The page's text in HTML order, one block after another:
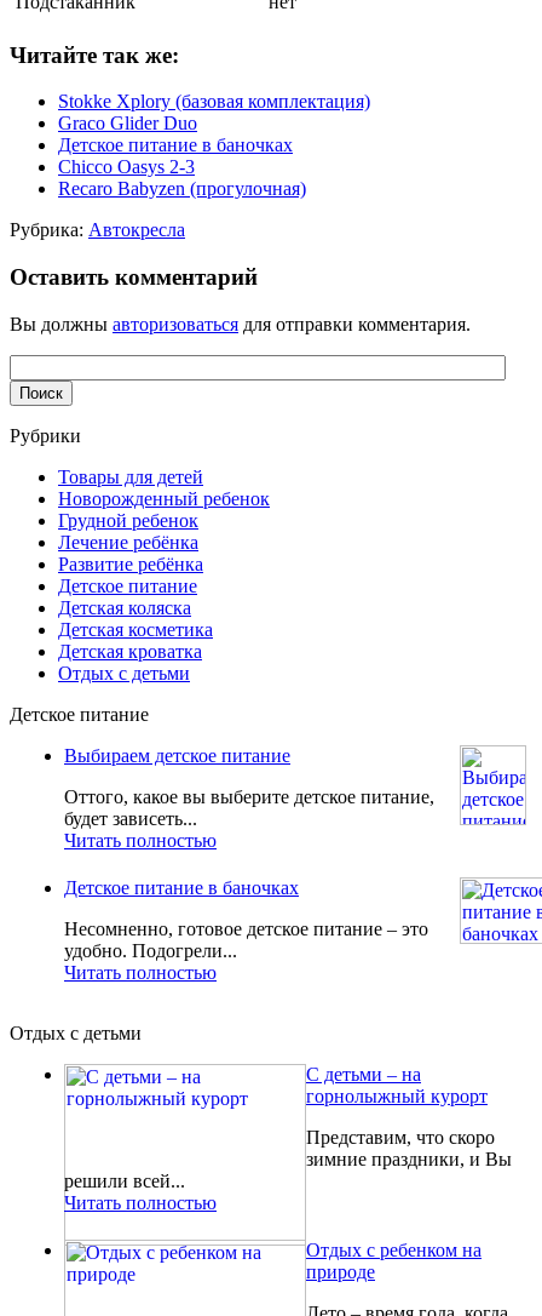
Читайте так же:
Stokke Xplory (базовая комплектация)
Graco Glider Duo
Детское питание в баночках
Chicco Oasys 2-3
Recaro Babyzen (прогулочная)
Рубрика: Автокресла
Оставить комментарий
Вы должны авторизоваться для отправки комментария.
Рубрики
Товары для детей
Новорожденный ребенок
Грудной ребенок
Лечение ребёнка
Развитие ребёнка
Детское питание
Детская коляска
Детская косметика
Детская кроватка
Отдых с детьми
Детское питание
Выбираем детское питание
Оттого, какое вы выберите детское питание,
будет зависеть...
Читать полностью
Детское питание в баночках
Несомненно, готовое детское питание – это
удобно. Подогрели...
Читать полностью
Отдых с детьми
С детьми – на
горнолыжный курорт
Представим, что скоро
зимние праздники, и Вы
решили всей...
Читать полностью
Отдых с ребенком на
природе